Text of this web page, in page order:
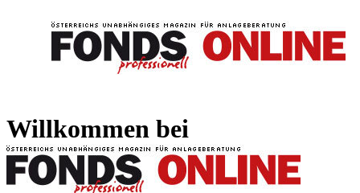
Willkommen bei